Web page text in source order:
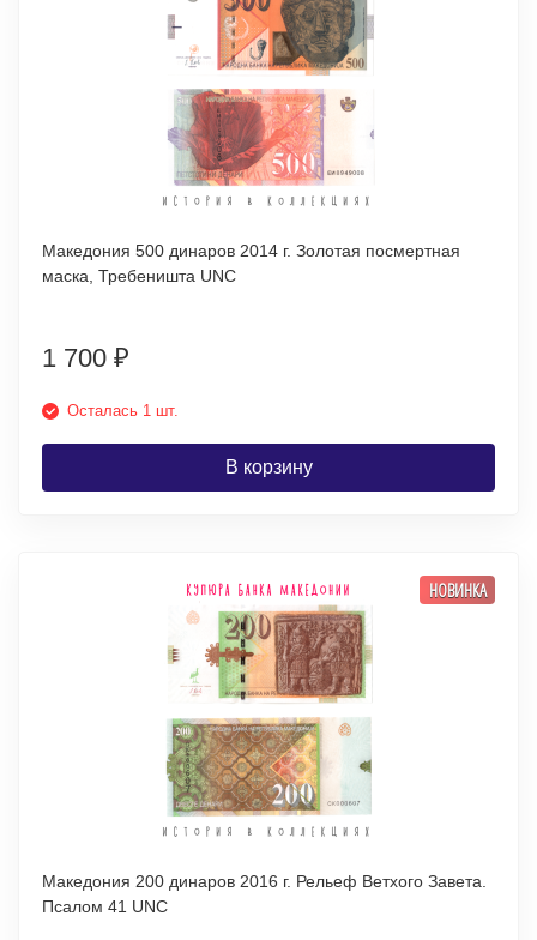
Македония 500 динаров 2014 г. Золотая посмертная
маска, Требеништа UNC
1 700 ₽
Осталась 1 шт.
В корзину
НОВИНКА
Македония 200 динаров 2016 г. Рельеф Ветхого Завета.
Псалом 41 UNC